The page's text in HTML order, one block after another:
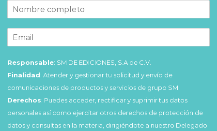
Responsable: SM DE EDICIONES, S.A de C.V.
Finalidad: Atender y gestionar tu solicitud y envío de
comunicaciones de productos y servicios de grupo SM.
Derechos: Puedes acceder, rectificar y suprimir tus datos
personales así como ejercitar otros derechos de protección de
datos y consultas en la materia, dirigiéndote a nuestro Delegado